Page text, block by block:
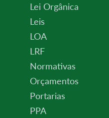
Lei Orgânica
Leis
LOA
LRF
Normativas
Orçamentos
Portarias
PPA